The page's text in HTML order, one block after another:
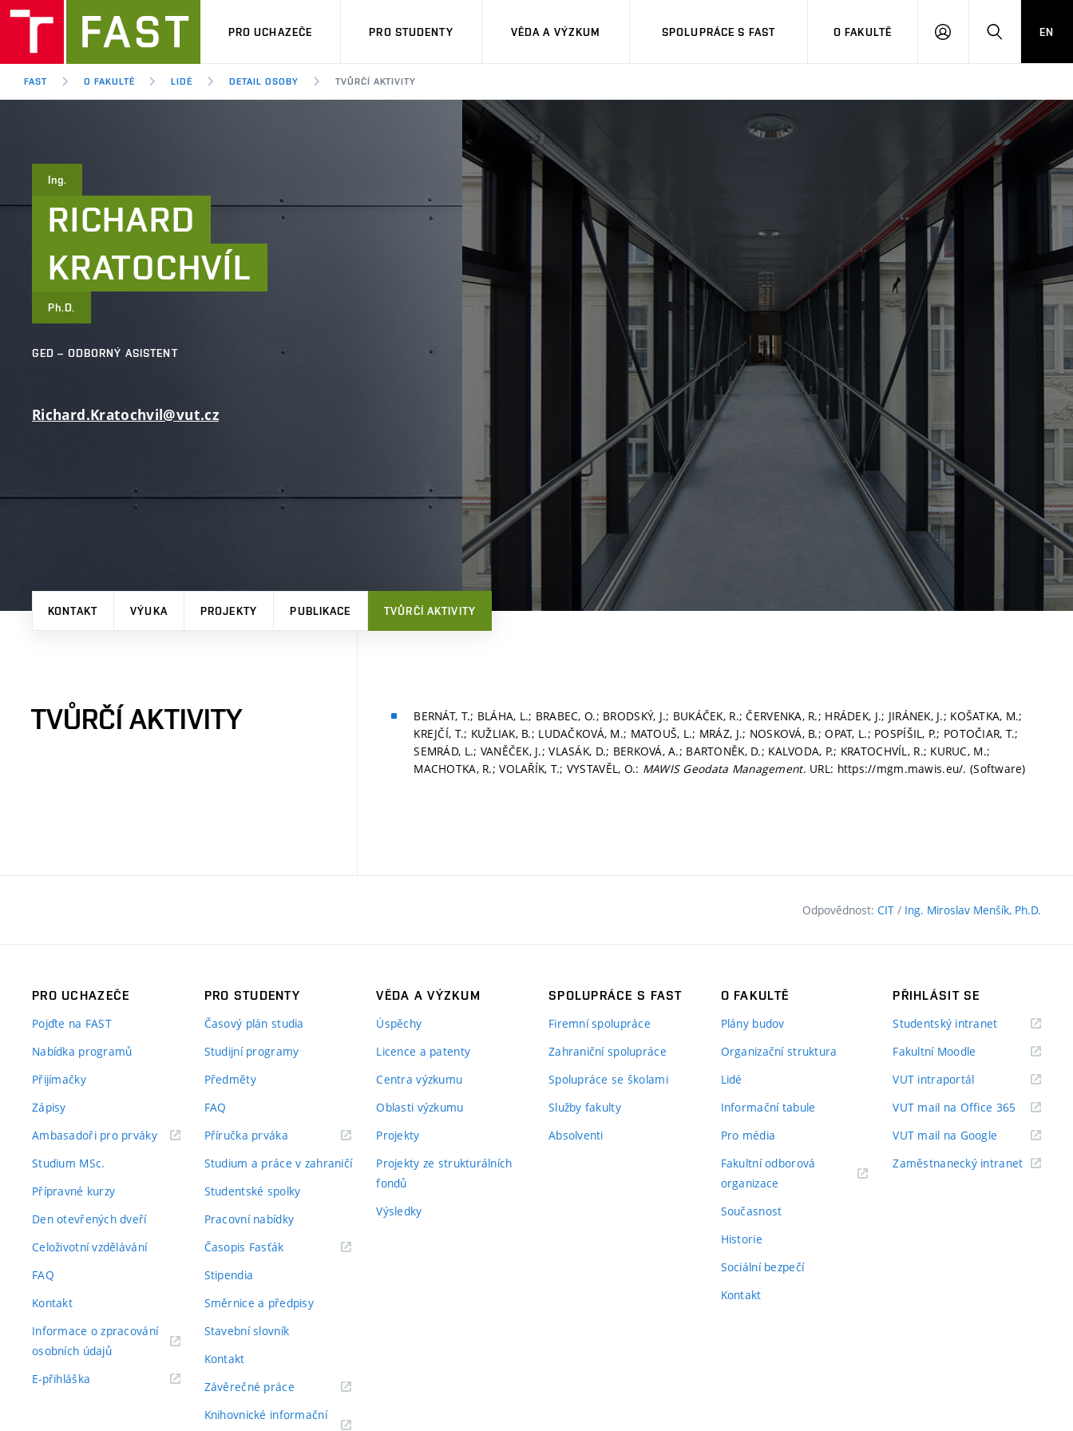
PRO UCHAZEČE PRO STUDENTY VĚDA A VÝZKUM SPOLUPRÁCE S FAST O FAKULTĚ
PŘIHLÁSITHLEDAT
EN
FAST O FAKULTĚ LIDÉ DETAIL OSOBY TVŮRČÍ AKTIVITY
Ing.
RICHARD
KRATOCHVÍL
Ph.D.
GED – ODBORNÝ ASISTENT
Richard.Kratochvil@vut.cz
KONTAKT VÝUKA PROJEKTY PUBLIKACE TVŮRČÍ AKTIVITY
TVŮRČÍ AKTIVITY
BERNÁT, T.; BLÁHA, L.; BRABEC, O.; BRODSKÝ, J.; BUKÁČEK, R.; ČERVENKA, R.; HRÁDEK, J.; JIRÁNEK, J.; KOŠATKA, M.;
KREJČÍ, T.; KUŽLIAK, B.; LUDAČKOVÁ, M.; MATOUŠ, L.; MRÁZ, J.; NOSKOVÁ, B.; OPAT, L.; POSPÍŠIL, P.; POTOČIAR, T.;
SEMRÁD, L.; VANĚČEK, J.; VLASÁK, D.; BERKOVÁ, A.; BARTONĚK, D.; KALVODA, P.; KRATOCHVÍL, R.; KURUC, M.;
MACHOTKA, R.; VOLAŘÍK, T.; VYSTAVĚL, O.: MAWIS Geodata Management. URL: https://mgm.mawis.eu/. (Software)
Odpovědnost: CIT / Ing. Miroslav Menšík, Ph.D.
PRO UCHAZEČE
Pojďte na FAST
Nabídka programů
Přijímačky
Zápisy
Ambasadoři pro prváky(externí
Studium MSc.
Přípravné kurzy
Den otevřených dveří
Celoživotní vzdělávání
FAQ
Kontakt
Informace o zpracování
osobních údajů(externí
E-přihláška
PRO STUDENTY
Časový plán studia
Studijní programy
Předměty
FAQ
Příručka prváka(externí
Studium a práce v zahraničí
Studentské spolky
Pracovní nabídky
Časopis Fasťák(externí
Stipendia
Směrnice a předpisy
Stavební slovník
Kontakt
Závěrečné práce(externí
Knihovnické informační
VĚDA A VÝZKUM
Úspěchy
Licence a patenty
Centra výzkumu
Oblasti výzkumu
Projekty
Projekty ze strukturálních
fondů
Výsledky
SPOLUPRÁCE S FAST
Firemní spolupráce
Zahraniční spolupráce
Spolupráce se školami
Služby fakulty
Absolventi
O FAKULTĚ
Plány budov
Organizační struktura
Lidé
Informační tabule
Pro média
Fakultní odborová
organizace
Současnost
Historie
Sociální bezpečí
Kontakt
PŘIHLÁSIT SE
Studentský intranet(externí
Fakultní Moodle
VUT intraportál(externí
VUT mail na Office 365 (externí
odkaz)
VUT mail na Google (externí
Zaměstnanecký intranet(externí